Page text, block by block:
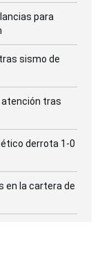
para
sismo de
atención tras
derrota 1-0
en la cartera de